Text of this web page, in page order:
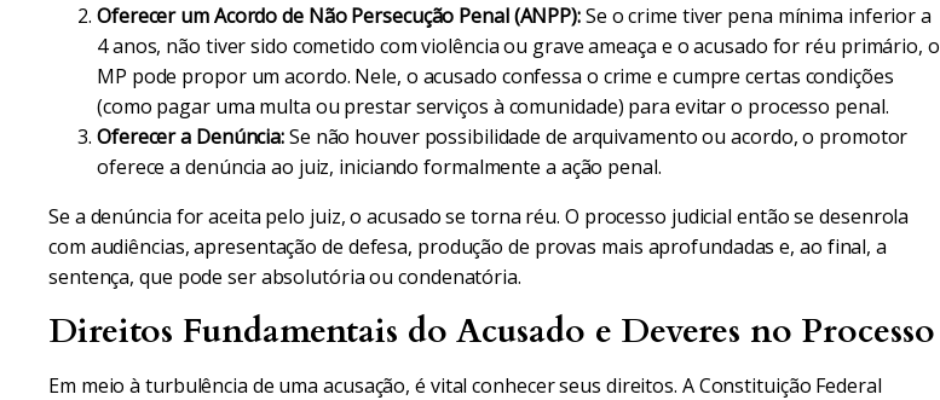
Oferecer um Acordo de Não Persecução Penal (ANPP):Se o crime tiver pena mínima inferior a
4 anos, não tiver sido cometido com violência ou grave ameaça e o acusado for réu primário, o
MP pode propor um acordo. Nele, o acusado confessa o crime e cumpre certas condições
(como pagar uma multa ou prestar serviços à comunidade) para evitar o processo penal.
Oferecer a Denúncia:Se não houver possibilidade de arquivamento ou acordo, o promotor
oferece a denúncia ao juiz, iniciando formalmente a ação penal.
Se a denúncia for aceita pelo juiz, o acusado se torna réu. O processo judicial então se desenrola
com audiências, apresentação de defesa, produção de provas mais aprofundadas e, ao final, a
sentença, que pode ser absolutória ou condenatória.
Direitos Fundamentais do Acusado e Deveres no Processo
Em meio à turbulência de uma acusação, é vital conhecer seus direitos. A Constituição Federal